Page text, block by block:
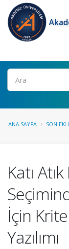
Ara
ANA SAYFA SON
Katı
İçin
Yazılımı